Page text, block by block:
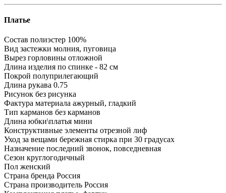
Платье
Состав полиэстер 100%
Вид застежки молния, пуговица
Вырез горловины отложной
Длина изделия по спинке - 82 см
Покрой полуприлегающий
Длина рукава 0.75
Рисунок без рисунка
Фактура материала ажурный, гладкий
Тип карманов без карманов
Длина юбки\платья мини
Конструктивные элементы отрезной лиф
Уход за вещами бережная стирка при 30 градусах
Назначение последний звонок, повседневная
Сезон круглогодичный
Пол женский
Страна бренда Россия
Страна производитель Россия